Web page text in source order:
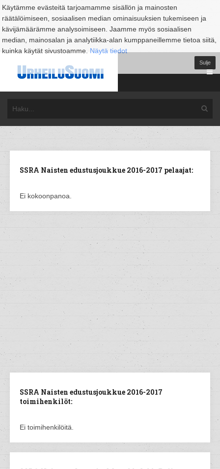
Käytämme evästeitä tarjoamamme sisällön ja mainosten
räätälöimiseen, sosiaalisen median ominaisuuksien tukemiseen ja
kävijämäärämme analysoimiseen. Jaamme myös sosiaalisen
median, mainosalan ja analytiikka-alan kumppaneillemme tietoa siitä,
kuinka käytät sivustoamme. Näytä tiedot
Sulje
SSRA Naisten edustusjoukkue 2016-2017 pelaajat:
Ei kokoonpanoa.
SSRA Naisten edustusjoukkue 2016-2017
toimihenkilöt:
Ei toimihenkilöitä.